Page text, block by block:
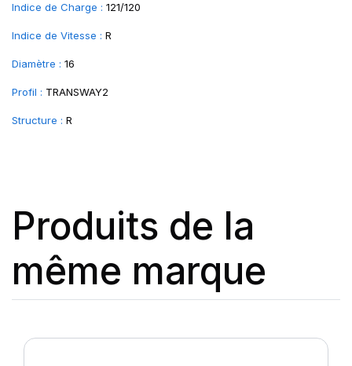
Indice de Charge : 121/120
Indice de Vitesse : R
Diamètre : 16
Profil : TRANSWAY2
Structure : R
Produits de la
même marque